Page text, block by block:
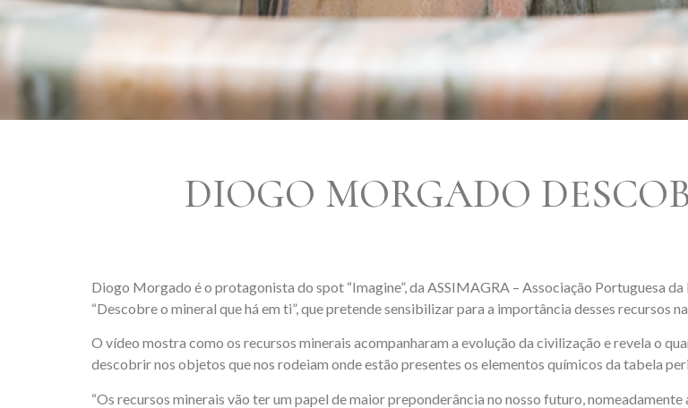
DIOGO MORGADO
Diogo Morgado é o protagonista do spot “Imagine”, da ASSIMAGRA – Associação Portuguesa
“Descobre o mineral que há em ti”, que pretende sensibilizar para a importância desses recursos
O vídeo mostra como os recursos minerais acompanharam a evolução da civilização e revela o
descobrir nos objetos que nos rodeiam onde estão presentes os elementos químicos da tabela
“Os recursos minerais vão ter um papel de maior preponderância no nosso futuro,